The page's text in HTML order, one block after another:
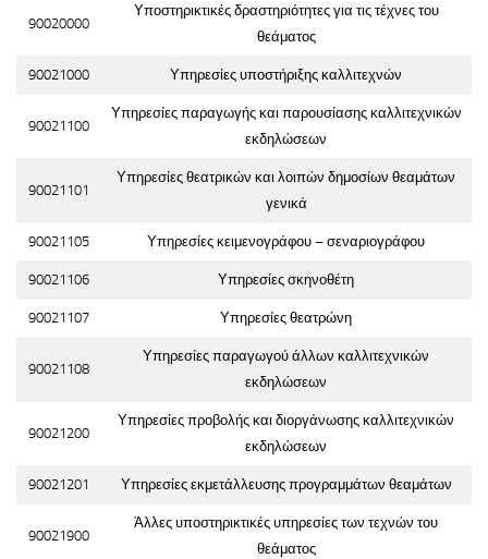
90020000
Υποστηρικτικές δραστηριότητες για τις τέχνες του
θεάματος
90021000 Υπηρεσίες υποστήριξης καλλιτεχνών
90021100
Υπηρεσίες παραγωγής και παρουσίασης καλλιτεχνικών
εκδηλώσεων
90021101
Υπηρεσίες θεατρικών και λοιπών δημοσίων θεαμάτων
γενικά
90021105 Υπηρεσίες κειμενογράφου – σεναριογράφου
90021106 Υπηρεσίες σκηνοθέτη
90021107 Υπηρεσίες θεατρώνη
90021108
Υπηρεσίες παραγωγού άλλων καλλιτεχνικών
εκδηλώσεων
90021200
Υπηρεσίες προβολής και διοργάνωσης καλλιτεχνικών
εκδηλώσεων
90021201 Υπηρεσίες εκμετάλλευσης προγραμμάτων θεαμάτων
90021900
Άλλες υποστηρικτικές υπηρεσίες των τεχνών του
θεάματος